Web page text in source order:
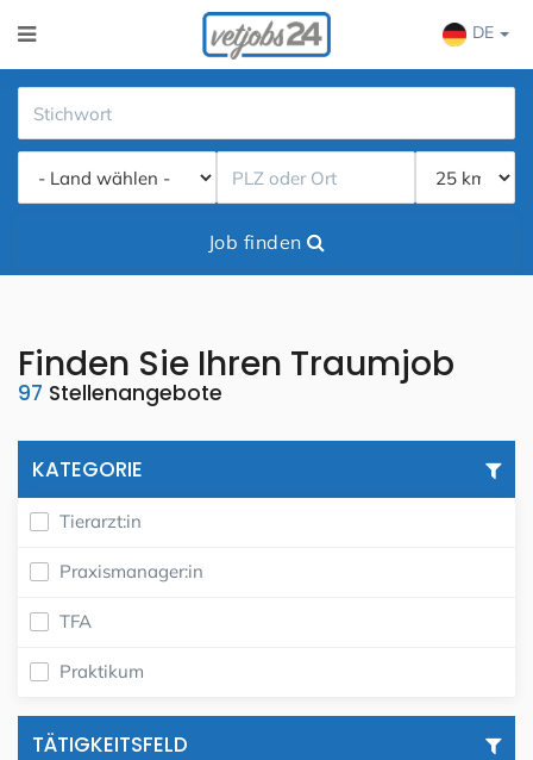
DE
Job finden
Finden Sie Ihren Traumjob
97 Stellenangebote
KATEGORIE
Tierarzt:in
Praxismanager:in
TFA
Praktikum
TÄTIGKEITSFELD